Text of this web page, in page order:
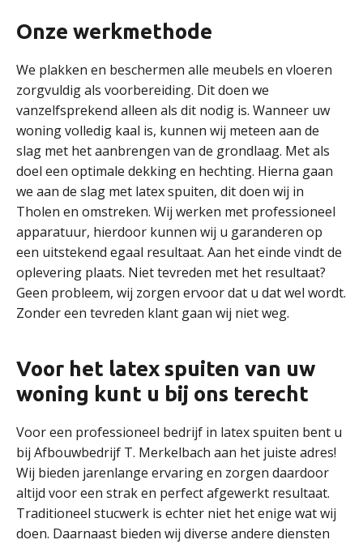
Onze werkmethode
We plakken en beschermen alle meubels en vloeren
zorgvuldig als voorbereiding. Dit doen we
vanzelfsprekend alleen als dit nodig is. Wanneer uw
woning volledig kaal is, kunnen wij meteen aan de
slag met het aanbrengen van de grondlaag. Met als
doel een optimale dekking en hechting. Hierna gaan
we aan de slag met latex spuiten, dit doen wij in
Tholen en omstreken. Wij werken met professioneel
apparatuur, hierdoor kunnen wij u garanderen op
een uitstekend egaal resultaat. Aan het einde vindt de
oplevering plaats. Niet tevreden met het resultaat?
Geen probleem, wij zorgen ervoor dat u dat wel wordt.
Zonder een tevreden klant gaan wij niet weg.
Voor het latex spuiten van uw
woning kunt u bij ons terecht
Voor een professioneel bedrijf in latex spuiten bent u
bij Afbouwbedrijf T. Merkelbach aan het juiste adres!
Wij bieden jarenlange ervaring en zorgen daardoor
altijd voor een strak en perfect afgewerkt resultaat.
Traditioneel stucwerk is echter niet het enige wat wij
doen. Daarnaast bieden wij diverse andere diensten